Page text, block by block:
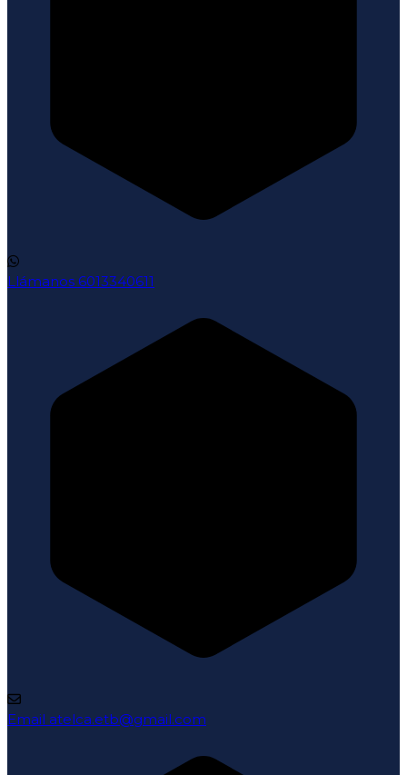
Llámanos 6013340611
Email atelca.etb@gmail.com